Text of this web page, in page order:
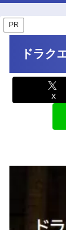
PR
ドラク
X